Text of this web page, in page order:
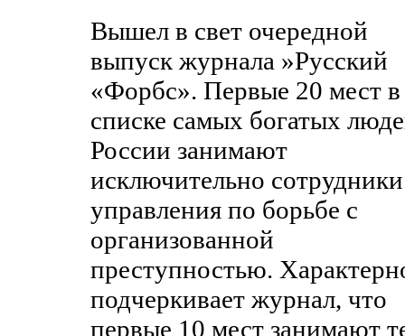
Вышел в свет очередной
выпуск журнала »Русский
«Форбс». Первые 20 мест в
списке самых богатых
России занимают
исключительно сотрудники
управления по борьбе с
организованной
преступностью.
подчеркивает журнал, что
первые 10 мест занимают